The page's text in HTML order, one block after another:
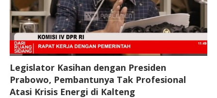
Legislator Kasihan dengan Presiden
Prabowo, Pembantunya Tak Profesional
Atasi Krisis Energi di Kalteng